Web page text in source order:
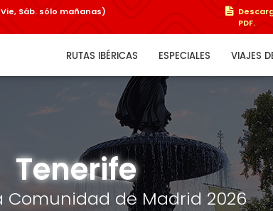
Sáb. sólo mañanas)
PDF.
RUTAS IBÉRICAS ESPECIALES VIAJES
Tenerife
Comunidad de Madrid 2026